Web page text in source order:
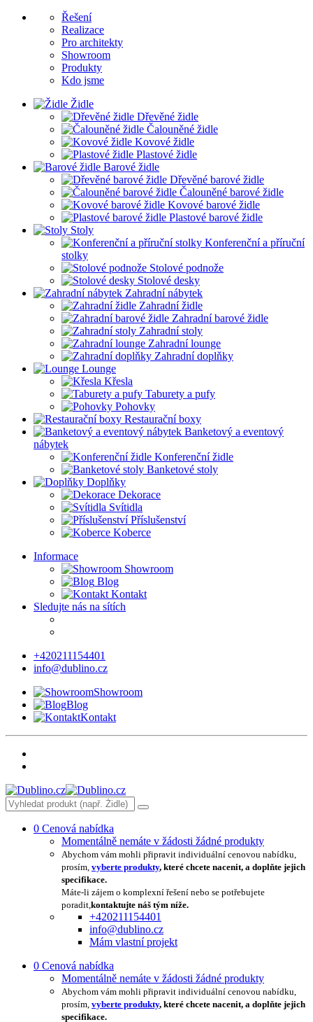
Řešení
Realizace
Pro architekty
Showroom
Produkty
Kdo jsme
Židle
Dřevěné židle
Čalouněné židle
Kovové židle
Plastové židle
Barové židle
Dřevěné barové židle
Čalouněné barové židle
Kovové barové židle
Plastové barové židle
Stoly
Konferenční a příruční
stolky
Stolové podnože
Stolové desky
Zahradní nábytek
Zahradní židle
Zahradní barové židle
Zahradní stoly
Zahradní lounge
Zahradní doplňky
Lounge
Křesla
Taburety a pufy
Pohovky
Restaurační boxy
Banketový a eventový
nábytek
Konferenční židle
Banketové stoly
Doplňky
Dekorace
Svítidla
Příslušenství
Koberce
Informace
Showroom
Blog
Kontakt
Sledujte nás na sítích
+420211154401
info@dublino.cz
Showroom
Blog
Kontakt
0 Cenová nabídka
Momentálně nemáte v žádosti žádné produkty
Abychom vám mohli připravit individuální cenovou nabídku,
prosím, vyberte produkty, které chcete nacenit, a doplňte jejich
specifikace.
Máte-li zájem o komplexní řešení nebo se potřebujete
poradit,kontaktujte náš tým níže.
+420211154401
info@dublino.cz
Mám vlastní projekt
0 Cenová nabídka
Momentálně nemáte v žádosti žádné produkty
Abychom vám mohli připravit individuální cenovou nabídku,
prosím, vyberte produkty, které chcete nacenit, a doplňte jejich
specifikace.